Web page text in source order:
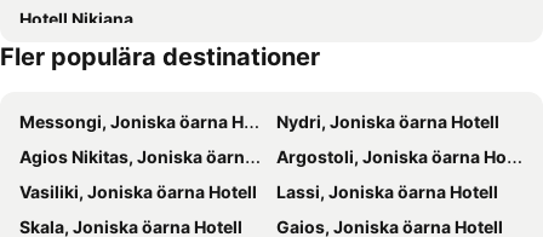
Hotel Boschetto
Porto Ligia
Averto
The Secret Boutique Hotel
Artemis Pension
Thalero Holidays Center
Thomais Boutique Hotel
Ionio Hotel
Zephyros Villas - Agios Nikitas
Marina Leykadas
Alikes
Aghia Mavra
Nekromantio
Foki
Dafnoudi
Archaeological Collection of Stavros Ithaca
Madouri
Hotell Nikiana
Fler populära destinationer
Messongi, Joniska öarna Hotell
Nydri, Joniska öarna Hotell
Agios Nikitas, Joniska öarna Hotell
Argostoli, Joniska öarna Hotell
Vasiliki, Joniska öarna Hotell
Lassi, Joniska öarna Hotell
Skala, Joniska öarna Hotell
Gaios, Joniska öarna Hotell